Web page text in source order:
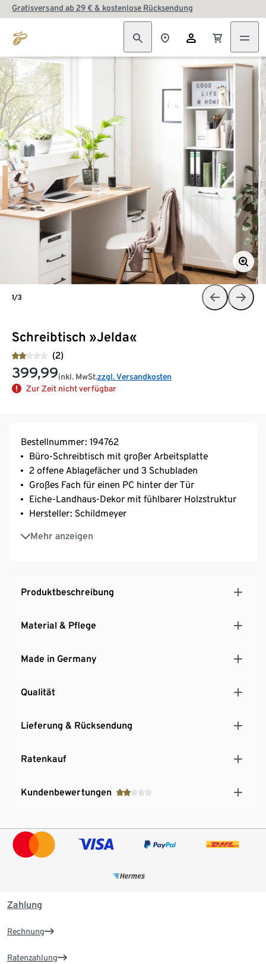
Gratisversand ab 29 € & kostenlose Rücksendung
Schreibtisch »Jelda«
(2)
399,99inkl. MwSt.zzgl. Versandkosten
Zur Zeit nicht verfügbar
1/3
Bestellnummer: 194762
Büro-Schreibtisch mit großer Arbeitsplatte
2 offene Ablagefächer und 3 Schubladen
Großes Fach für einen PC hinter der Tür
Eiche-Landhaus-Dekor mit fühlbarer Holzstruktur
Hersteller: Schildmeyer
Mehr anzeigen
MADE IN GERMANY
Produktbeschreibung
Material & Pflege
Made in Germany
Qualität
Lieferung & Rücksendung
Ratenkauf
Kundenbewertungen
Zahlung
Rechnung
Ratenzahlung